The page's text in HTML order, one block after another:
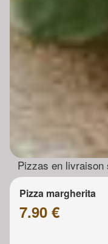
Pizzas en livraison
Pizza margherita
7.90 €